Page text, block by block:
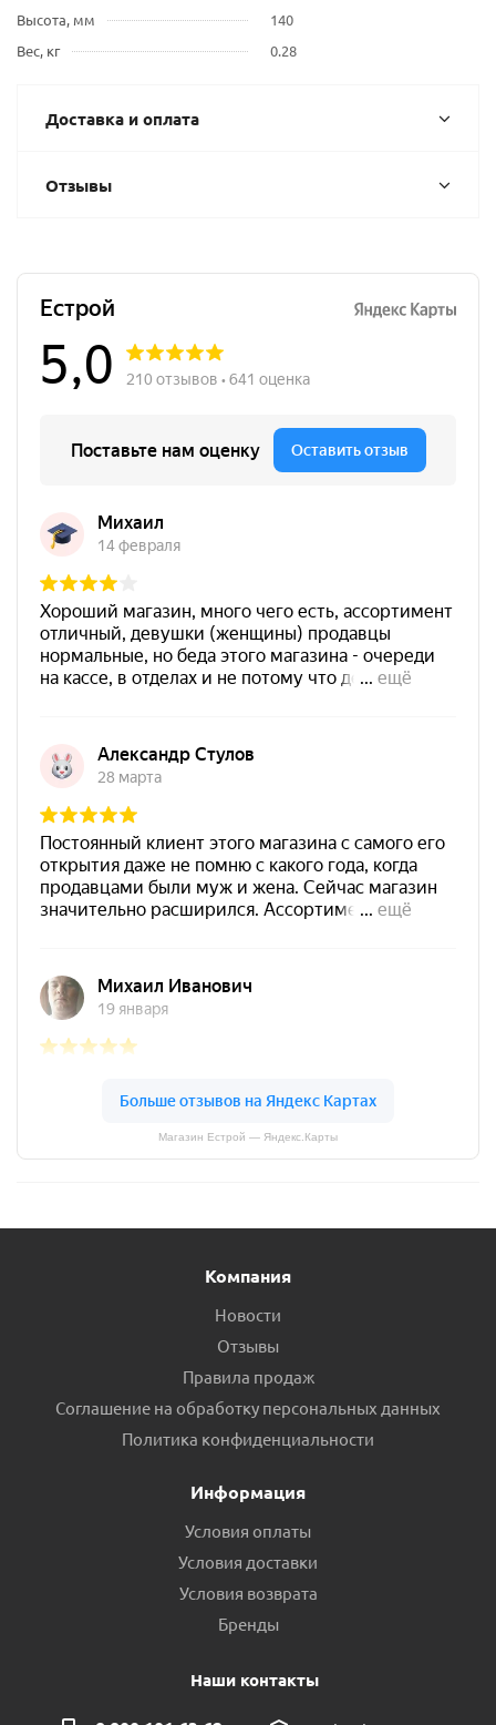
Высота, мм
140
Вес, кг
0.28
Доставка и оплата
Отзывы
Магазин Естрой — Яндекс.Карты
Компания
Новости
Отзывы
Правила продаж
Соглашение на обработку персональных данных
Политика конфиденциальности
Информация
Условия оплаты
Условия доставки
Условия возврата
Бренды
Наши контакты